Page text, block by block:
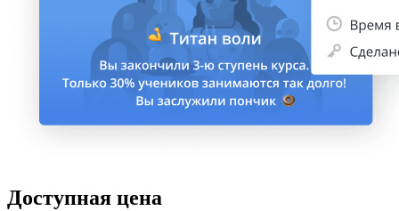
Доступная цена